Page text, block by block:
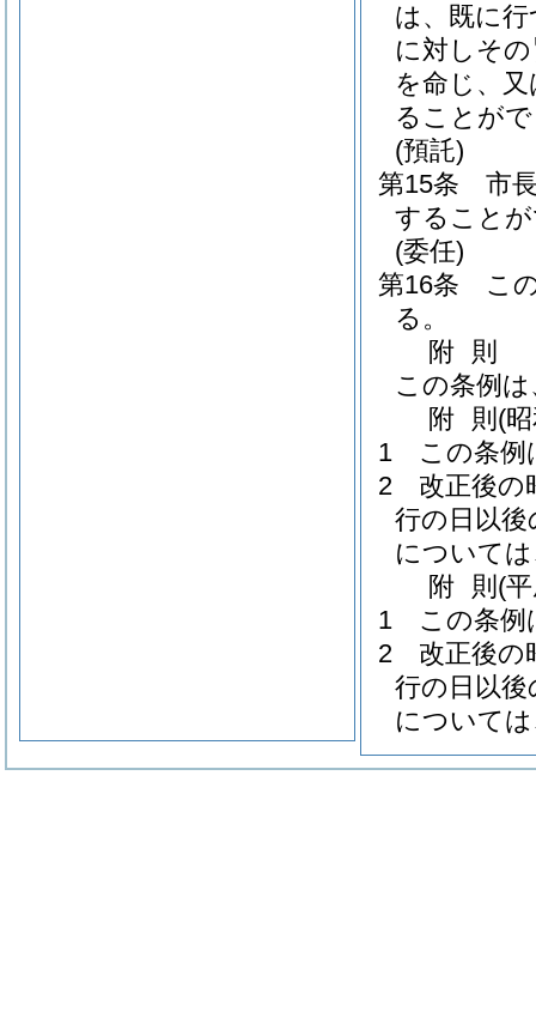
は、既に
に対しそ
を命じ、
ることが
(預託)
第15条
市
すること
(委任)
第16条
こ
る。
附 則
この条例
附 則 (
1
この条例
2
改正後の
行の日以
について
附 則 (
1
この条例
2
改正後の
行の日以
について